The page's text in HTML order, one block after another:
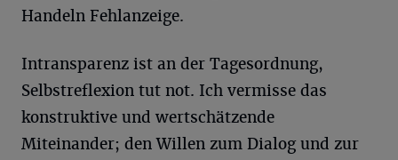
Handeln Fehlanzeige.
Intransparenz ist an der Tagesordnung,
Selbstreflexion tut not. Ich vermisse das
konstruktive und wertschätzende
Miteinander; den Willen zum Dialog und zur